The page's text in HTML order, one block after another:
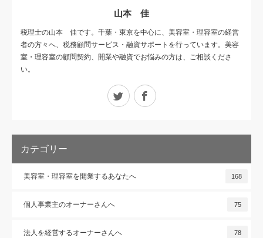
山本 佳
税理士の山本 佳です。千葉・東京を中心に、美容室・理容室の経営
者の方々へ、税務顧問サービス・融資サポートを行っています。美容
室・理容室の顧問契約、開業や融資でお悩みの方は、ご相談くださ
い。
Twitter Facebook
カテゴリー
美容室・理容室を開業するあなたへ 168
個人事業主のオーナーさんへ 75
法人を経営するオーナーさんへ 78